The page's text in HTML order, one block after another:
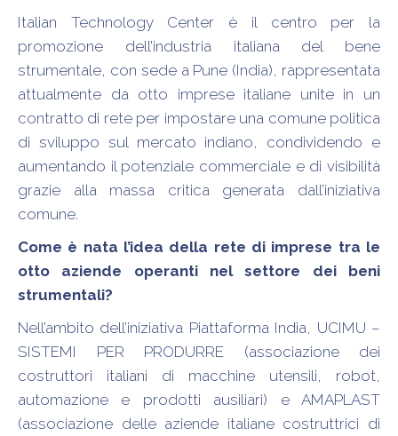
Italian Technology Center è il centro per la
promozione dell’industria italiana del bene
strumentale, con sede a Pune (India), rappresentata
attualmente da otto imprese italiane unite in un
contratto di rete per impostare una comune politica
di sviluppo sul mercato indiano, condividendo e
aumentando il potenziale commerciale e di visibilità
grazie alla massa critica generata dall’iniziativa
comune.
Come è nata l’idea della rete di imprese tra le
otto aziende operanti nel settore dei beni
strumentali?
Nell’ambito dell’iniziativa Piattaforma India, UCIMU –
SISTEMI PER PRODURRE (associazione dei
costruttori italiani di macchine utensili, robot,
automazione e prodotti ausiliari) e AMAPLAST
(associazione delle aziende italiane costruttrici di